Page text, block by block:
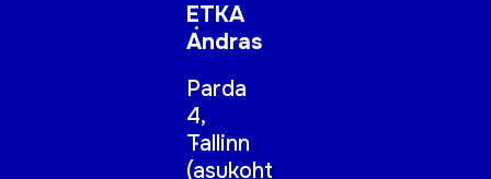
ETKA
Andras
Parda
4,
Tallinn
(asukoht